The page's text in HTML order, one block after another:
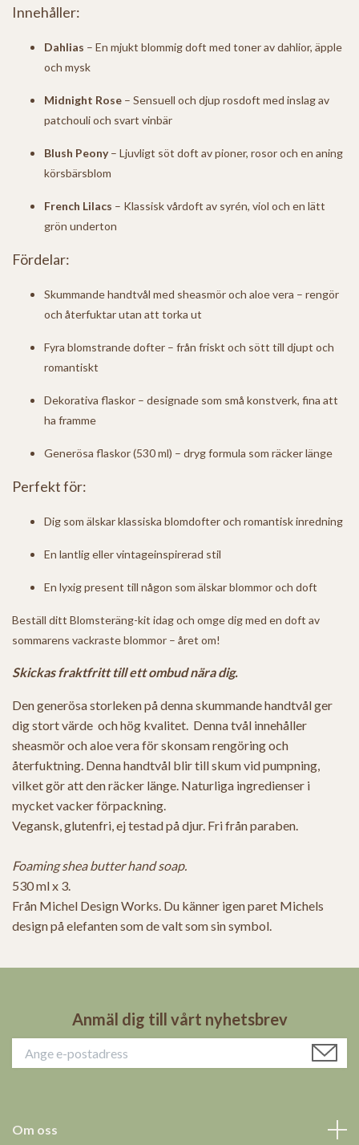
Innehåller:
Dahlias – En mjukt blommig doft med toner av dahlior, äpple
och mysk
Midnight Rose – Sensuell och djup rosdoft med inslag av
patchouli och svart vinbär
Blush Peony– Ljuvligt söt doft av pioner, rosor och en aning
körsbärsblom
French Lilacs – Klassisk vårdoft av syrén, viol och en lätt
grön underton
Fördelar:
Skummande handtvål med sheasmör och aloe vera – rengör
och återfuktar utan att torka ut
Fyra blomstrande dofter – från friskt och sött till djupt och
romantiskt
Dekorativa flaskor – designade som små konstverk, fina att
ha framme
Generösa flaskor (530 ml) – dryg formula som räcker länge
Perfekt för:
Dig som älskar klassiska blomdofter och romantisk inredning
En lantlig eller vintageinspirerad stil
En lyxig present till någon som älskar blommor och doft
Beställ ditt Blomsteräng-kit idag och omge dig med en doft av
sommarens vackraste blommor – året om!
Skickas fraktfritt till ett ombud nära dig.
Den generösa storleken på denna skummande handtvål ger
dig stort värde och hög kvalitet. Denna tvål innehåller
sheasmör och aloe vera för skonsam rengöring och
återfuktning. Denna handtvål blir till skum vid pumpning,
vilket gör att den räcker länge. Naturliga ingredienser i
mycket vacker förpackning.
Vegansk, glutenfri, ej testad på djur. Fri från paraben.
Foaming shea butter hand soap.
530 ml x 3.
Från Michel Design Works. Du känner igen paret Michels
design på elefanten som de valt som sin symbol.
Anmäl dig till vårt nyhetsbrev
Om oss